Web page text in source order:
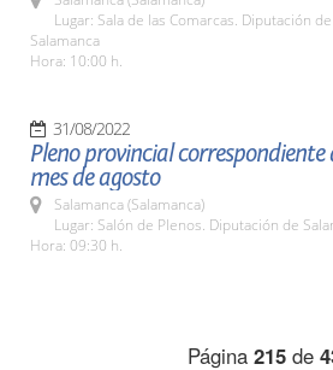
Lugar: Sala de las Comarcas. Diputación de
Salamanca
Hora: 10:00 h.
31/08/2022
Pleno provincial correspondiente
mes de agosto
Salamanca (Salamanca)
Lugar: Salón de Plenos. Diputación de
Hora: 09:30 h.
Página 215de